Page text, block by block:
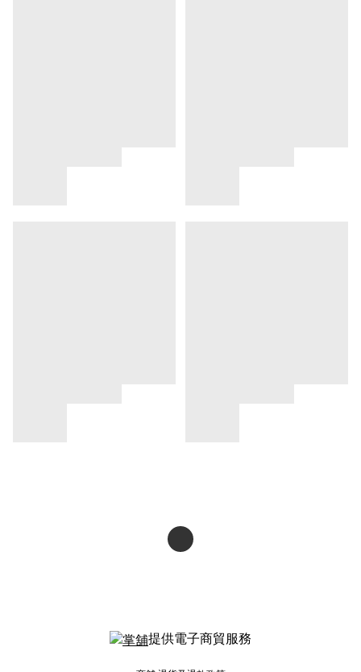
提供電子商貿服務